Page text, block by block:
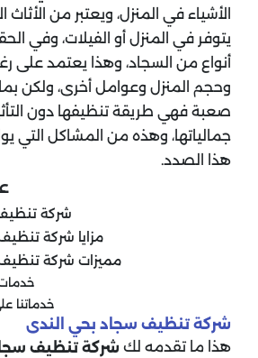
الأشياء في المنزل، ويعتبر من
يتوفر في المنزل أو الفيلات، وفي
أنواع من السجاد، وهذا يعتمد على
وحجم المنزل وعوامل أخرى، ولكن
صعبة فهي طريقة تنظيفها دون
جمالياتها، وهذه من المشاكل التي
هذا الصدد.
شركة
مزايا شركة
مميزات شركة
خدماتنا
شركة تنظيف سجاد بحي الندى
هذا ما تقدمه لك شركة تنظيف